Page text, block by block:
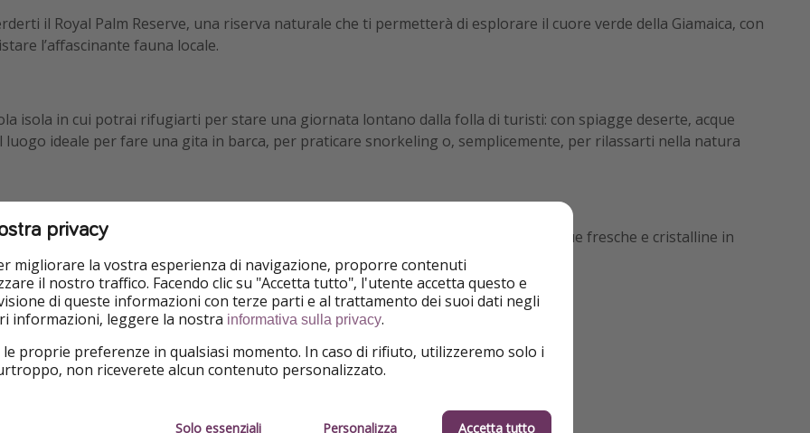
il Royal Palm Reserve, una riserva naturale che ti permetterà di esplorare il cuore verde della Giamaica, con
l’affascinante fauna locale.
isola in cui potrai rifugiarti per stare una giornata lontano dalla folla di turisti: con spiagge deserte, acque
ideale per fare una gita in barca, per praticare snorkeling o, semplicemente, per rilassarti nella natura
una delle cascate più suggestive dell’intera Giamaica.
Qui potrai fare il bagno in acque fresche e cristalline in
avventurarsi nella natura: davvero suggestivo!
privacy
migliorare la vostra esperienza di navigazione, proporre contenuti
il nostro traffico. Facendo clic su "Accetta tutto", l'utente accetta questo e
di queste informazioni con terze parti e al trattamento dei suoi dati negli
informazioni, leggere la nostra informativa sulla privacy.
le proprie preferenze in qualsiasi momento. In caso di rifiuto, utilizzeremo solo i
non riceverete alcun contenuto personalizzato.
Solo essenziali Personalizza Accetta tutto